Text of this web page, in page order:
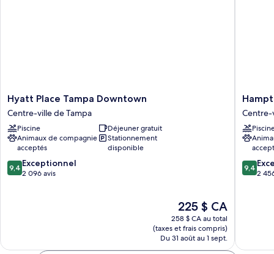
Hyatt
Place
Tampa
Downtown
Centre-
ville
de
Tampa
Hyatt Place Tampa Downtown
Centre-ville de Tampa
Piscine
Déjeuner gratuit
Animaux de compagnie
acceptés
Stationnement
disponible
9.4
sur
9,4 Exceptionnel
2 096 avis
Le
prix
est
de
225 $ CA
225 $ CA
258 $ CA au total
(taxes et frais compris)
Du 31 août au 1 sept.
Inn
Tampa
Channel
District
Centre-
ville
Centre-
9.4
sur
9,4
2